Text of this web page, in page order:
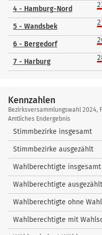
4 - Hamburg-Nord
5 - Wandsbek
6 - Bergedorf
7 - Harburg
Kennzahlen
Kennzahlen
Bezirksversammlungswahl 2024,
Amtliches Endergebnis
Stimmbezirke insgesamt
Stimmbezirke ausgezählt
Wahlberechtigte insgesamt
Wahlberechtigte ausgezählt
Wahlberechtigte ohne
Wahlberechtigte mit